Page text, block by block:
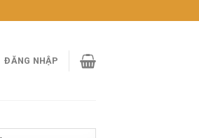
ĐĂNG NHẬP